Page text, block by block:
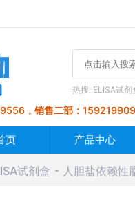
热搜: ELISA试剂
，销售二部：
页 产品中心
试剂盒 人胆盐依赖性